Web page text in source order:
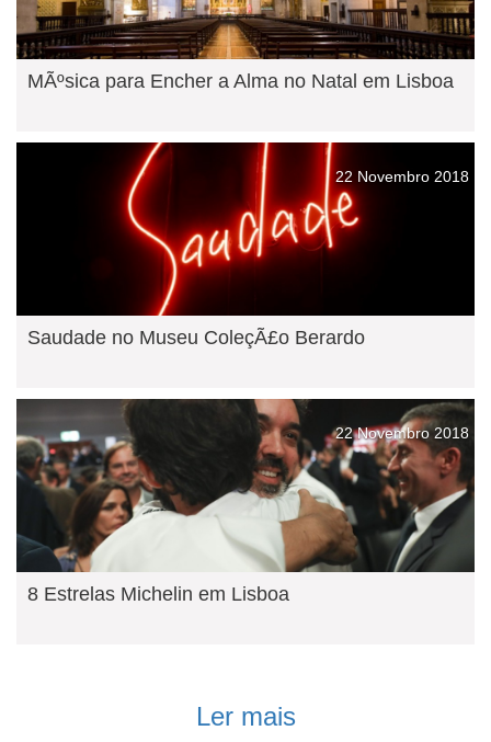
MÃºsica para Encher a Alma no Natal em Lisboa
22 Novembro 2018
Saudade no Museu ColeçÃ£o Berardo
22 Novembro 2018
8 Estrelas Michelin em Lisboa
Ler mais